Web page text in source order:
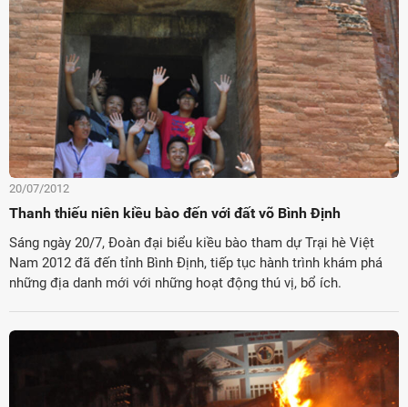
20/07/2012
Thanh thiếu niên kiều bào đến với đất võ Bình Định
Sáng ngày 20/7, Đoàn đại biểu kiều bào tham dự Trại hè Việt
Nam 2012 đã đến tỉnh Bình Định, tiếp tục hành trình khám phá
những địa danh mới với những hoạt động thú vị, bổ ích.